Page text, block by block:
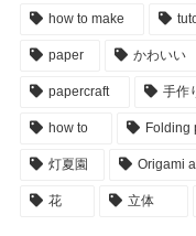
how to make
paper かわいい
papercraft 手作
how to Folding
灯夏園 Origami
花 立体